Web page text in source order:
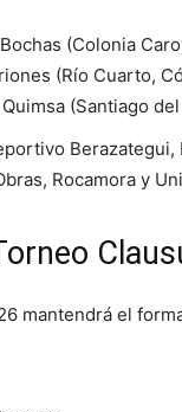
Bochas (Colonia
(Río Cuarto,
(Santiago
Berazategui,
Rocamora y
mantendrá el